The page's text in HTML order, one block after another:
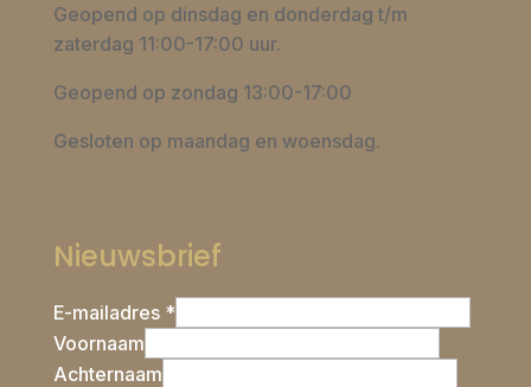
Geopend op dinsdag en donderdag t/m
zaterdag 11:00-17:00 uur.
Geopend op zondag 13:00-17:00
Gesloten op maandag en woensdag.
Nieuwsbrief
E-mailadres *
Voornaam
Achternaam